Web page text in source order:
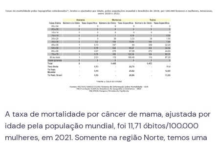
A taxa de mortalidade por câncer de mama, ajustada por
idade pela população mundial, foi 11,71 óbitos/100.000
mulheres, em 2021. Somente na região Norte, temos uma